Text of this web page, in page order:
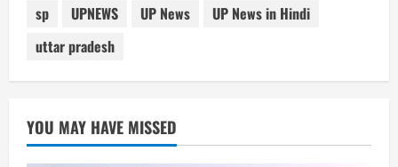
sp
UPNEWS UP News
UP News in Hindi
uttar pradesh
YOU MAY HAVE MISSED